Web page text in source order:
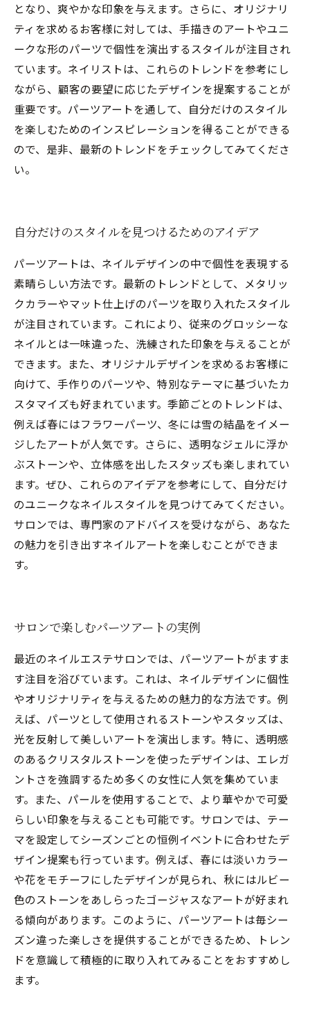
となり、爽やかな印象を与えます。さらに、オリジナリ
ティを求めるお客様に対しては、手描きのアートやユニ
ークな形のパーツで個性を演出するスタイルが注目され
ています。ネイリストは、これらのトレンドを参考にし
ながら、顧客の要望に応じたデザインを提案することが
重要です。パーツアートを通して、自分だけのスタイル
を楽しむためのインスピレーションを得ることができる
ので、是非、最新のトレンドをチェックしてみてくださ
い。
自分だけのスタイルを見つけるためのアイデア
パーツアートは、ネイルデザインの中で個性を表現する
素晴らしい方法です。最新のトレンドとして、メタリッ
クカラーやマット仕上げのパーツを取り入れたスタイル
が注目されています。これにより、従来のグロッシーな
ネイルとは一味違った、洗練された印象を与えることが
できます。また、オリジナルデザインを求めるお客様に
向けて、手作りのパーツや、特別なテーマに基づいたカ
スタマイズも好まれています。季節ごとのトレンドは、
例えば春にはフラワーパーツ、冬には雪の結晶をイメー
ジしたアートが人気です。さらに、透明なジェルに浮か
ぶストーンや、立体感を出したスタッズも楽しまれてい
ます。ぜひ、これらのアイデアを参考にして、自分だけ
のユニークなネイルスタイルを見つけてみてください。
サロンでは、専門家のアドバイスを受けながら、あなた
の魅力を引き出すネイルアートを楽しむことができま
す。
サロンで楽しむパーツアートの実例
最近のネイルエステサロンでは、パーツアートがますま
す注目を浴びています。これは、ネイルデザインに個性
やオリジナリティを与えるための魅力的な方法です。例
えば、パーツとして使用されるストーンやスタッズは、
光を反射して美しいアートを演出します。特に、透明感
のあるクリスタルストーンを使ったデザインは、エレガ
ントさを強調するため多くの女性に人気を集めていま
す。また、パールを使用することで、より華やかで可愛
らしい印象を与えることも可能です。サロンでは、テー
マを設定してシーズンごとの恒例イベントに合わせたデ
ザイン提案も行っています。例えば、春には淡いカラー
や花をモチーフにしたデザインが見られ、秋にはルビー
色のストーンをあしらったゴージャスなアートが好まれ
る傾向があります。このように、パーツアートは毎シー
ズン違った楽しさを提供することができるため、トレン
ドを意識して積極的に取り入れてみることをおすすめし
ます。